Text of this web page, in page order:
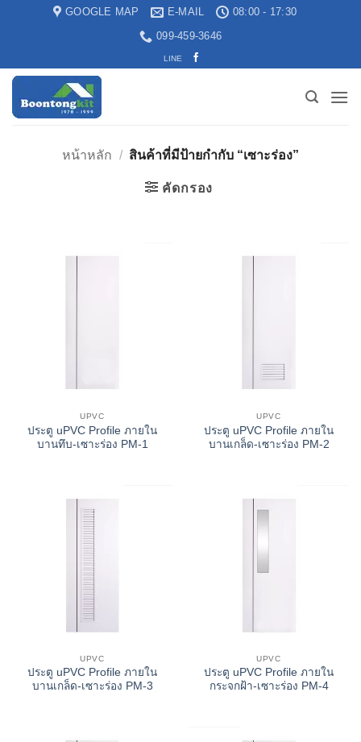
GOOGLE MAP E-MAIL
08:00 - 17:30
099-459-3646
LINE
หน้าหลัก / สินค้าที่มีป้ายกำกับ “เซาะร่อง”
คัดกรอง
UPVC
ประตู uPVC Profile ภายใน
บานทึบ-เซาะร่อง PM-1
UPVC
ประตู uPVC Profile ภายใน
บานเกล็ด-เซาะร่อง PM-2
UPVC
ประตู uPVC Profile ภายใน
บานเกล็ด-เซาะร่อง PM-3
UPVC
ประตู uPVC Profile ภายใน
กระจกฝ้า-เซาะร่อง PM-4